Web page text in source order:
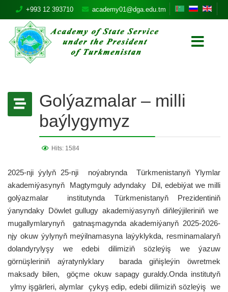
+993 12 393710 academy01@dga.edu.tm
Golýazmalar – milli
baýlygymyz
Hits: 1584
2025-nji ýylyň 25-nji noýabrynda Türkmenistanyň Ylymlar
akademiýasynyň Magtymguly adyndaky Dil, edebiýat we milli
golýazmalar institutynda Türkmenistanyň Prezidentiniň
ýanyndaky Döwlet gullugy akademiýasynyň diňleýjileriniň we
mugallymlarynyň gatnaşmagynda akademiýanyň 2025-2026-
njy okuw ýylynyň meýilnamasyna laýyklykda, resminamalaryň
dolandyrylyşy we edebi dilimiziň sözleýiş we ýazuw
görnüşleriniň aýratynlyklary barada giňişleýin öwretmek
maksady bilen, göçme okuw sapagy guraldy.Onda institutyň
ylmy işgärleri, alymlar çykyş edip, edebi dilimiziň sözleýiş we